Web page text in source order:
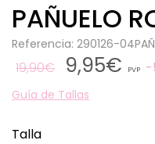
PAÑUELO
Referencia: 290126-
19,90€ 9,95€ PVP
Guía de Tallas
Talla